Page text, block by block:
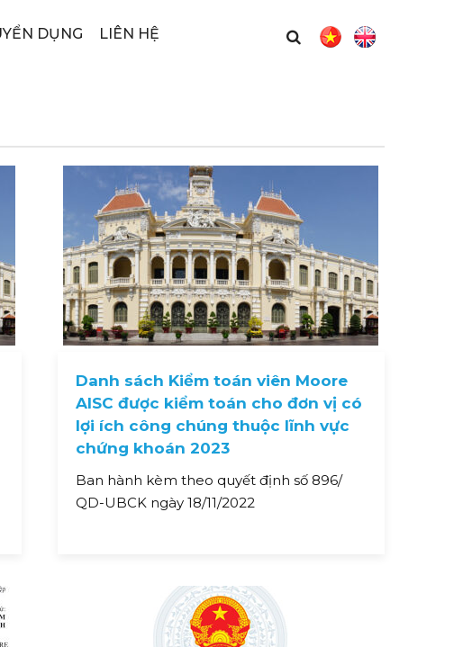
DỤNG LIÊN HỆ
Danh sách Kiểm toán viên Moore
AISC được kiểm toán cho đơn vị có
lợi ích công chúng thuộc lĩnh vực
chứng khoán 2023
Ban hành kèm theo quyết định số 896/
QD-UBCK ngày 18/11/2022